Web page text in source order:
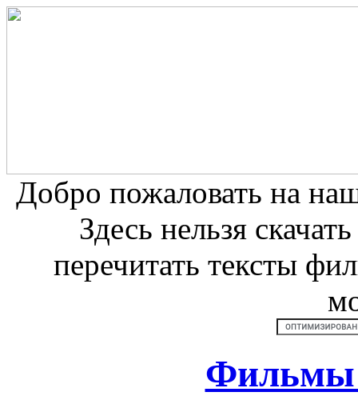
Добро пожаловать на
Здесь нельзя
перечитать тексты
Фильмы